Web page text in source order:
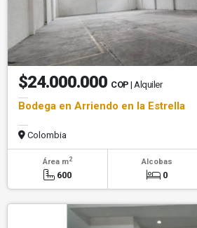
$24.000.000 COP | Alquiler
Bodega en Arriendo en la Estrella
Colombia
Área m2
600
Alcobas
0